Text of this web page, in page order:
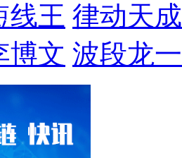
线王 律动天成
博文 波段龙一